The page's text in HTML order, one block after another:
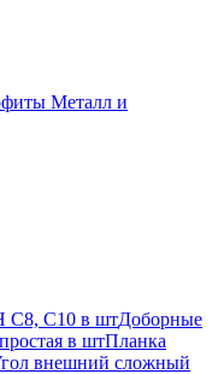
Металл и
С8, С10 в штДоборные
в штПланка
внешний сложный